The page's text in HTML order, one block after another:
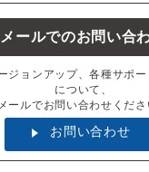
メールでのお問い合
ジョンアップ、各種サポ
について、
メールでお問い合わせくださ
お問い合わせ